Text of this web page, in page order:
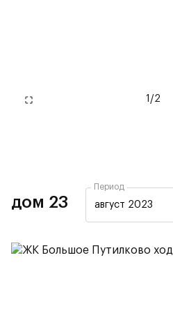
1 /2
дом 23
Период
август 2023